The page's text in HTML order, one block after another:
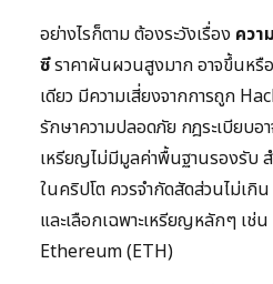
อย่างไรก็ตาม ต้องระวังเรื่อง ควา
ซีราคาผันผวนสูงมาก อาจขึ้นหรื
เดียว มีความเสี่ยงจากการถูก
รักษาความปลอดภัย กฎระเบียบอ
เหรียญไม่มีมูลค่าพื้นฐานรองรับ
ในคริปโต ควรจำกัดสัดส่วนไม่เ
และเลือกเฉพาะเหรียญหลักๆ เช่
Ethereum (ETH)